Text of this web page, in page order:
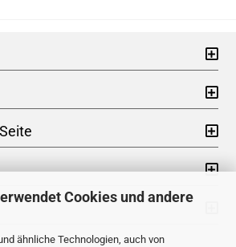
Cookies und andere
ähnliche Technologien, auch von